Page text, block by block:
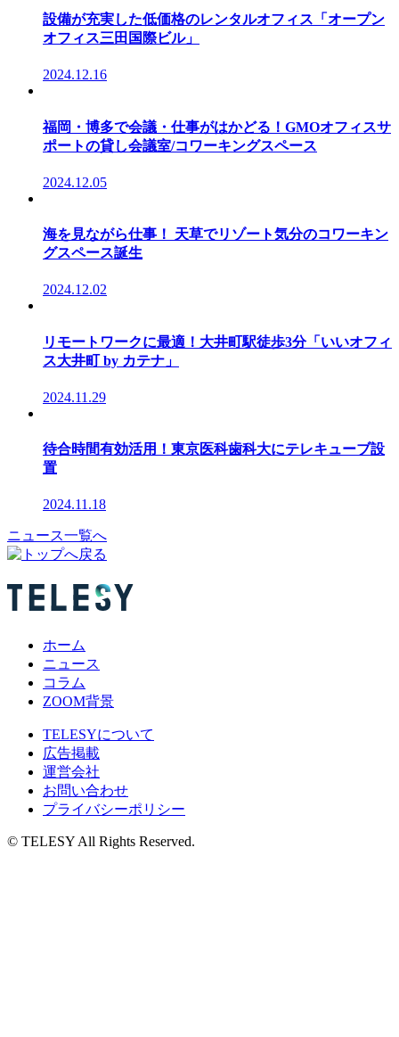
設備が充実した低価格のレンタルオフィス「オープン
オフィス三田国際ビル」
2024.12.16
福岡・博多で会議・仕事がはかどる！GMOオフィスサ
ポートの貸し会議室/コワーキングスペース
2024.12.05
海を見ながら仕事！ 天草でリゾート気分のコワーキン
グスペース誕生
2024.12.02
リモートワークに最適！大井町駅徒歩3分「いいオフィ
ス大井町 by カテナ」
2024.11.29
待合時間有効活用！東京医科歯科大にテレキューブ設
置
2024.11.18
ニュース一覧へ
ホーム
ニュース
コラム
ZOOM背景
TELESYについて
広告掲載
運営会社
お問い合わせ
プライバシーポリシー
© TELESY All Rights Reserved.